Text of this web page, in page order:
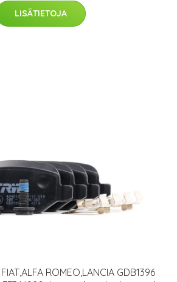
LISÄTIETOJA
ROMEO,LANCIA GDB1396